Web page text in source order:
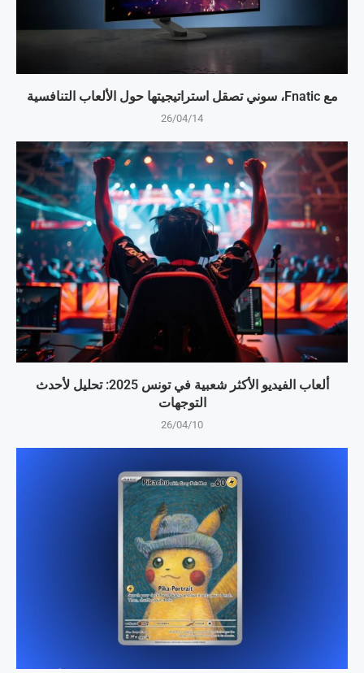
مع Fnatic، سوني تصقل استراتيجيتها حول الألعاب التنافسية
26/04/14
ألعاب الفيديو الأكثر شعبية في تونس 2025: تحليل لأحدث
التوجهات
26/04/10